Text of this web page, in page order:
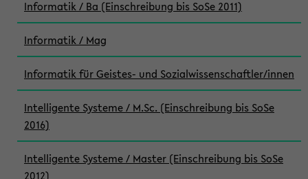
Informatik / Ba (Einschreibung bis SoSe 2011)
Informatik / Mag
Informatik für Geistes- und Sozialwissenschaftler/innen
Intelligente Systeme / M.Sc. (Einschreibung bis SoSe
2016)
Intelligente Systeme / Master (Einschreibung bis SoSe
2012)